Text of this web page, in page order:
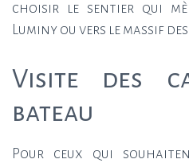
choisir le sentier qui
Luminy ou vers le massif
Visite des
bateau
Pour ceux qui